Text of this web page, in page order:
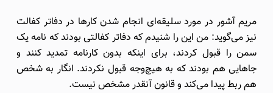
مریم آشور در مورد سلیقه‌ای انجام شدن کارها در دفاتر کفالت
نیز می‌گوید: من این را شنیدم که دفاتر کفالتی بودند که نامه یک
سمن را قبول کردند، برای اینکه بدون کارنامه تمدید کنند و
جاهایی هم بودند که به هیچ‌وجه قبول نکردند. انگار به شخص
هم ربط پیدا می‌کند و قانون آنقدر مشخص نیست.